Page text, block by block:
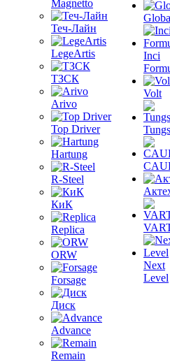
Magnetto
Теч-Лайн
LegeArtis
ТЗСК
Arivo
Top Driver
Hartung
R-Steel
КиК
Replica
ORW
Forsage
Диск
Advance
Remain
Inci
Volt
Next
Level